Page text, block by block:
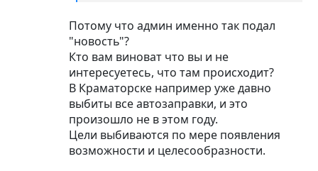
Потому что админ именно так подал
"новость"?
Кто вам виноват что вы и не
интересуетесь, что там происходит?
В Краматорске например уже давно
выбиты все автозаправки, и это
произошло не в этом году.
Цели выбиваются по мере появления
возможности и целесообразности.